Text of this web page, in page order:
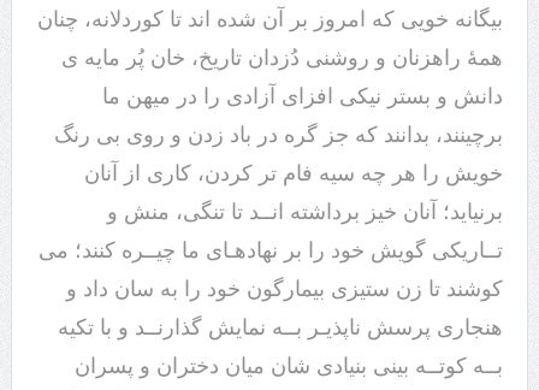
بیگانه خویی که امروز بر آن شده اند تا کوردلانه، چنان
همۀ راهزنان و روشنی دُزدان تاریخ، خان پُر مایه ی
دانش و بستر نیکی افزای آزادی را در میهن ما
برچینند، بدانند که جز گره در باد زدن و روی بی رنگ
خویش را هر چه سیه فام تر کردن، کاری از آنان
برنیاید؛ آنان خیز برداشته انــد تا تنگی، منش و
تــاریکی گویش خود را بر نهادهـای ما چیــره کنند؛ می
کوشند تا زن ستیزی بیمارگون خود را به سان داد و
هنجاری پرسش ناپذیـر بــه نمایش گذارنــد و با تکیه
بــه کوتــه بینی بنیادی شان میان دختران و پسران